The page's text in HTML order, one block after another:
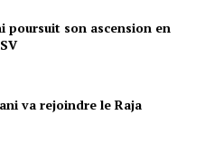
poursuit son ascension en
va rejoindre le Raja